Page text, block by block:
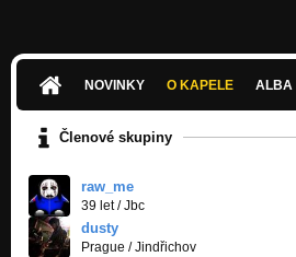
NOVINKY O KAPELE ALBA
Členové skupiny
raw_me
39 let/Jbc
dusty
Prague / Jindřichov